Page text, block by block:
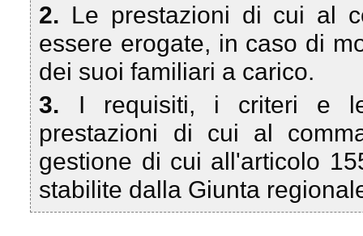
2. Le prestazioni di cui al
essere erogate, in caso di
dei suoi familiari a carico.
3. I requisiti, i criteri e
prestazioni di cui al
gestione di cui all'articolo
stabilite dalla Giunta